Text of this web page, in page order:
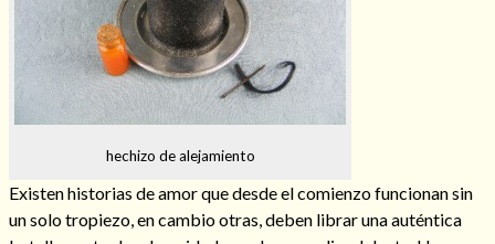
hechizo de alejamiento
Existen historias de amor que desde el comienzo funcionan sin
un solo tropiezo, en cambio otras, deben librar una auténtica